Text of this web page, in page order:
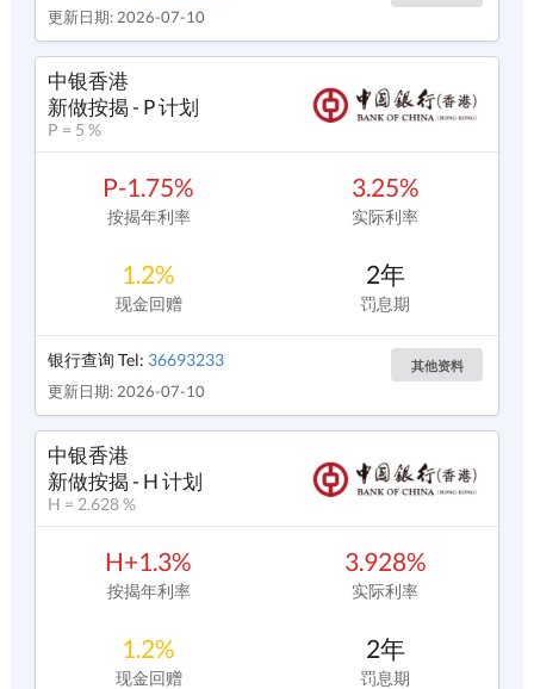
更新日期: 2026-07-10
中银香港
新做按揭 - P 计划
P = 5 %
P-1.75%
按揭年利率
3.25%
实际利率
1.2%
现金回赠
2年
罚息期
银行查询 Tel: 36693233
更新日期: 2026-07-10
其他资料
中银香港
新做按揭 - H 计划
H = 2.628 %
H+1.3%
按揭年利率
3.928%
实际利率
1.2%
现金回赠
2年
罚息期